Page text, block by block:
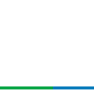
USB
ンダ
ーブ
RJ45
【ミ
8
9
nk・
【法人
エレ
付
エレコ